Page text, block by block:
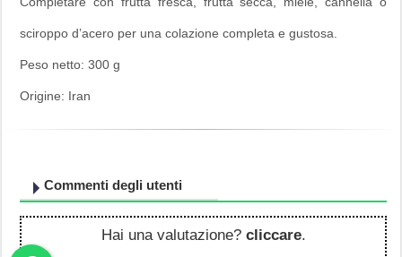
sciroppo d’acero per una colazione completa e gustosa.
Peso netto: 300 g
Origine: Iran
Commenti degli utenti
Hai una valutazione? cliccare.